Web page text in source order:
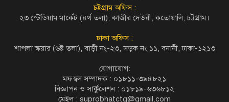
চট্টগ্রাম অফিস :
২৩ স্টেডিয়াম মার্কেট (৪র্থ তলা), কাজীর দেউরী, কতোয়ালি, চট্টগ্রাম।
ঢাকা অফিস :
শাপলা স্কয়ার (৬ষ্ট তলা), বাড়ী নং-২৩, সড়ক নং ১১, বনানী, ঢাকা-১২১৩
যোগাযোগ:
মফস্বল সম্পাদক : ০১৮১১-৩৯৪৮২১
বিজ্ঞাপন ও সার্কুলেশন : ০১৮১৯-৬৩৬৮১২
মেইল : suprobhatctg@gmail.com